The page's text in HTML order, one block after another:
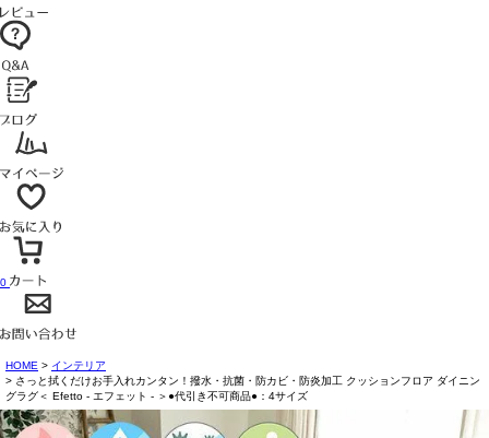
0
HOME
インテリア
さっと拭くだけお手入れカンタン！撥水・抗菌・防カビ・防炎加工 クッションフロア ダイニン
グラグ＜ Efetto - エフェット - ＞●代引き不可商品●：4サイズ